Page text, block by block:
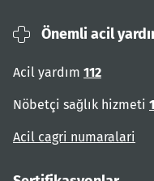
Önemli acil
Acil yardım 112
Nöbetçi sağlık hizmeti
Acil cagri numaralari